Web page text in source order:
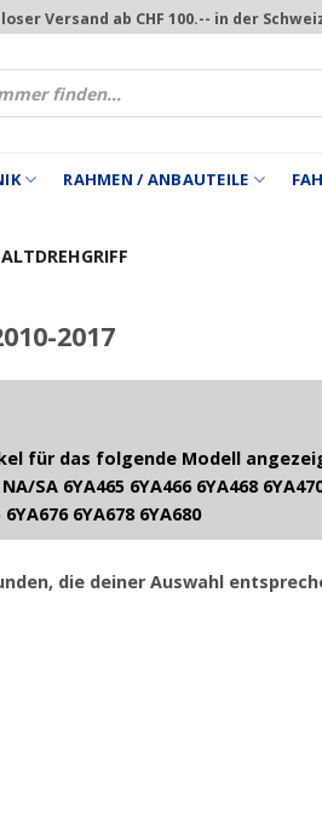
Versand ab CHF 100.-- in der
RAHMEN / ANBAUTEILE
2017
für das folgende Modell
SA 6YA465 6YA466 6YA468
6YA678 6YA680
die deiner Auswahl